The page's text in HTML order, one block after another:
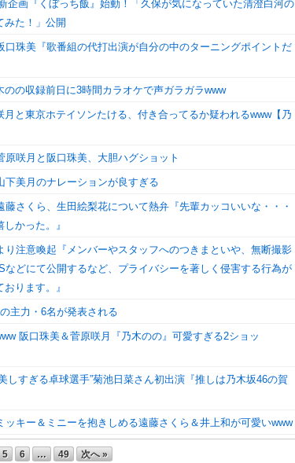
企画『くぼっち飯』始動！「久保が気になっていた清澄白河の
みた！」公開
口珠美『歌番組の代打出演が自分の中のターニングポイントだ
のの収録前日に3時間カラオケで声ガラガラwww
月と東京ホテイソンたける、付き合ってるか疑われるwww【乃
原咲月と阪口珠美、大胆ハグショット
下美月のナレーションが良すぎる
藤さくら、生田絵梨花について熱弁『先輩カッコいいな・・・
かった。』
り注意喚起『メンバーやスタッフへのつきまといや、無断撮影
などにて公開するなど、プライバシーを著しく侵害する行為が
ります。』
主力・6名が発表される
阪口珠美＆菅原咲月『乃木のの』可愛すぎる2ショッ
しすぎる卓球選手”菊池日菜さん初出演『推しは乃木坂46の賀
ッキー＆ミニーを抱きしめる遠藤さくら＆井上和が可愛いwww
5 6 … 49 次へ »